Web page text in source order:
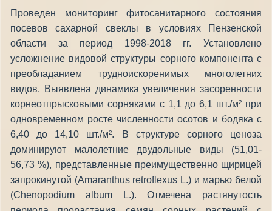
Проведен мониторинг фитосанитарного состояния
посевов сахарной свеклы в условиях Пензенской
области за период 1998-2018 гг. Установлено
усложнение видовой структуры сорного компонента с
преобладанием трудноискоренимых многолетних
видов. Выявлена динамика увеличения засоренности
корнеотпрысковыми сорняками с 1,1 до 6,1 шт./м² при
одновременном росте численности осотов и бодяка с
6,40 до 14,10 шт./м². В структуре сорного ценоза
доминируют малолетние двудольные виды (51,01-
56,73 %), представленные преимущественно щирицей
запрокинутой (Amaranthus retroflexus L.) и марью белой
(Chenopodium album L.). Отмечена растянутость